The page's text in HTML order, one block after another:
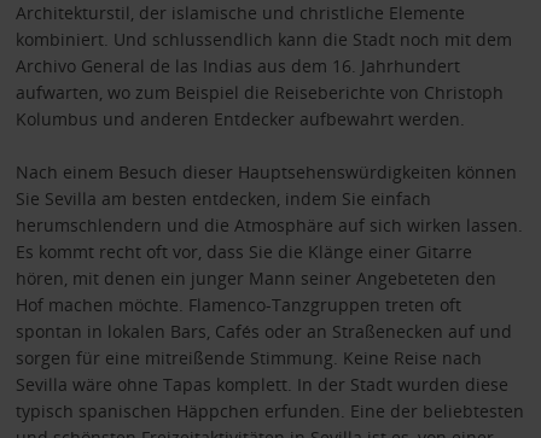
Architekturstil, der islamische und christliche Elemente
kombiniert. Und schlussendlich kann die Stadt noch mit dem
Archivo General de las Indias aus dem 16. Jahrhundert
aufwarten, wo zum Beispiel die Reiseberichte von Christoph
Kolumbus und anderen Entdecker aufbewahrt werden.
Nach einem Besuch dieser Hauptsehenswürdigkeiten können
Sie Sevilla am besten entdecken, indem Sie einfach
herumschlendern und die Atmosphäre auf sich wirken lassen.
Es kommt recht oft vor, dass Sie die Klänge einer Gitarre
hören, mit denen ein junger Mann seiner Angebeteten den
Hof machen möchte. Flamenco-Tanzgruppen treten oft
spontan in lokalen Bars, Cafés oder an Straßenecken auf und
sorgen für eine mitreißende Stimmung. Keine Reise nach
Sevilla wäre ohne Tapas komplett. In der Stadt wurden diese
typisch spanischen Häppchen erfunden. Eine der beliebtesten